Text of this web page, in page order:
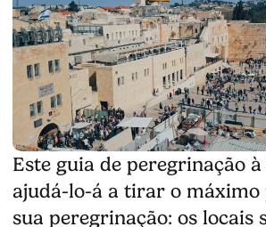
Este guia de peregrinação
ajudá-lo-á a tirar o
sua peregrinação: os locais